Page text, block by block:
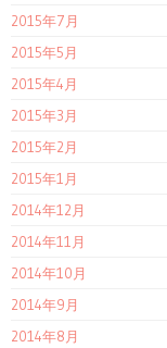
2015年7月
2015年5月
2015年4月
2015年3月
2015年2月
2015年1月
2014年12月
2014年11月
2014年10月
2014年9月
2014年8月